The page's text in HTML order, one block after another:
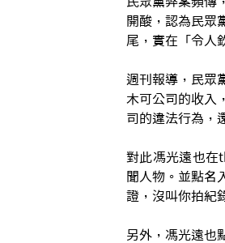
開酸，認為民眾
尾，實在「令人
週刊報導，民眾
木可公司的收入
司的違法行為，
對此馮光遠也在
聞人物。並點名
證，沒叫你拍紀
另外，馮光遠也